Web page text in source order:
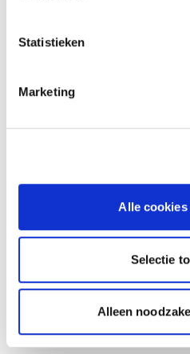
Statistieken
Marketing
Alle cookies
Selectie
Alleen